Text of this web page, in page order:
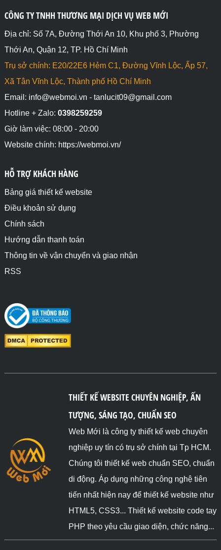
CÔNG TY TNHH THƯƠNG MẠI DỊCH VỤ WEB MỚI
Địa chỉ: Số 7A, Đường Thới An 10, Khu phố 3, Phường
Thới An, Quận 12, TP. Hồ Chí Minh
Trụ sở chính: E20/22E6 Hẻm C1, Đường Vĩnh Lộc, Ấp 57,
Xã Tân Vĩnh Lộc, Thành phố Hồ Chí Minh
Email: info@webmoi.vn - tanlucit09@gmail.com
Hotline + Zalo: 0398259259
Giờ làm việc: 08:00 - 20:00
Website chính: https://webmoi.vn/
HỖ TRỢ KHÁCH HÀNG
Bảng giá thiết kế website
Điều khoản sử dụng
Chính sách
Hướng dẫn thanh toán
Thông tin về vận chuyển và giao nhận
RSS
THIẾT KẾ WEBSITE CHUYÊN NGHIỆP, ẤN
TƯỢNG, SÁNG TẠO, CHUẨN SEO
Web Mới là công ty thiết kế web chuyên
nghiệp uy tín có trụ sở chính tại Tp HCM.
Chúng tôi thiết kế web chuẩn SEO, chuẩn
di động. Áp dụng những công nghệ tiên
tiến nhất hiện nay để thiết kế website như
HTML5, CSS3... Thiết kế website code tay
PHP theo yêu cầu giao diện, chức năng...